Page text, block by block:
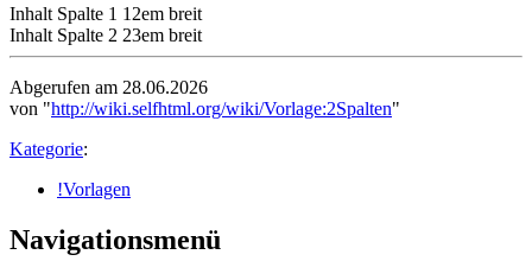
Inhalt Spalte 1 12em breit
Inhalt Spalte 2 23em breit
Abgerufen am 28.06.2026
von "http://wiki.selfhtml.org/wiki/Vorlage:2Spalten"
Kategorie:
!Vorlagen
Navigationsmenü